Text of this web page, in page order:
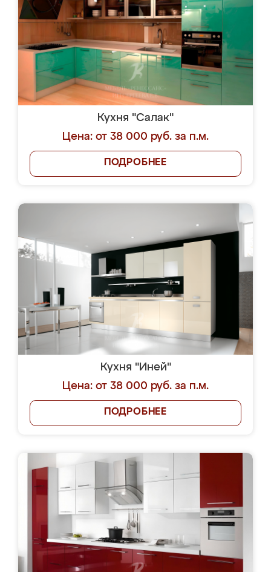
Кухня "Салак"
Цена: от 38 000 руб. за п.м.
ПОДРОБНЕЕ
Кухня "Иней"
Цена: от 38 000 руб. за п.м.
ПОДРОБНЕЕ